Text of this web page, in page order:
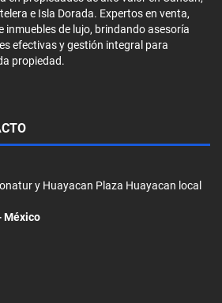
e Isla Dorada. Expertos en venta,
inmuebles de lujo, brindando asesoría
efectivas y gestión integral para
propiedad.
y Huayacan Plaza Huayacan local
México